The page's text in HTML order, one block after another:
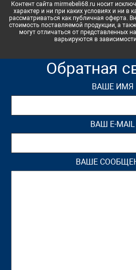
Контент сайта mirmebeli68.ru носит
характер и ни при каких условиях и ни в
рассматриваться как публичная оферта.
стоимость поставляемой продукции, а
могут отличаться от представленных
варьируются в
Обратная
ВАШЕ ИМЯ
ВАШ E-MAIL
ВАШЕ